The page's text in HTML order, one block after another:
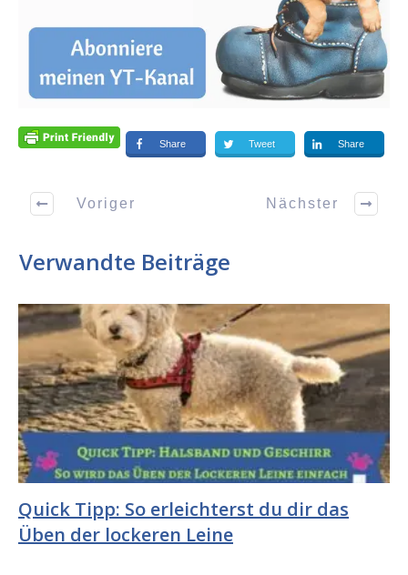
Share Tweet Share
Voriger Nächster
Verwandte Beiträge
Quick Tipp: So erleichterst du dir das
Üben der lockeren Leine